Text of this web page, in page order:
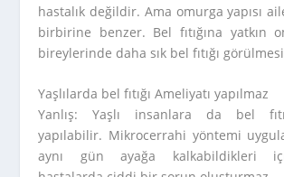
hastalık değildir. Ama omurga yapısı
birbirine benzer. Bel fıtığına yatkın
bireylerinde daha sık bel fıtığı
Yaşlılarda bel fıtığı Ameliyatı yapılmaz
Yanlış: Yaşlı insanlara da bel
yapılabilir. Mikrocerrahi yöntemi
aynı gün ayağa kalkabildikleri